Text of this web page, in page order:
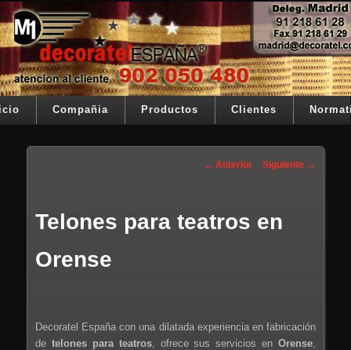
Ir al contenido principal
Decoratel España
Su telon de teatro es nuestra razón de ser
Menú principalCompañia Productos Clientes
Navegación de entradas
← Anterior Siguiente →
Telones para teatros en
Orense
Decoratel España con una dilatada experiencia en fabricación
de telones para teatros, ofrece sus servicios en Orense,